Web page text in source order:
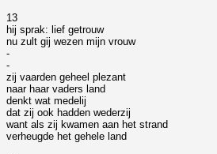
13
hij sprak: lief getrouw
nu zult gij wezen mijn vrouw
-
-
zij vaarden geheel plezant
naar haar vaders land
denkt wat medelij
dat zij ook hadden wederzij
want als zij kwamen aan het strand
verheugde het gehele land